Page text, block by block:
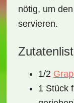
nötig, um
servieren.
1/2
1 Stück